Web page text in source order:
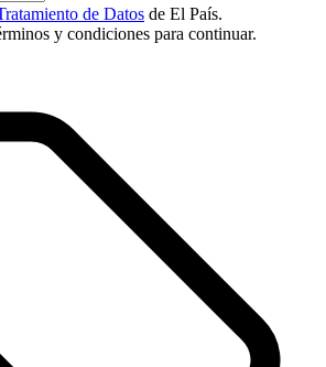
de Datos de El País.
y condiciones para continuar.